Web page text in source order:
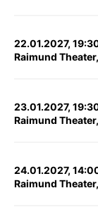
22.01.2027,
Raimund
23.01.2027,
Raimund
24.01.2027,
Raimund